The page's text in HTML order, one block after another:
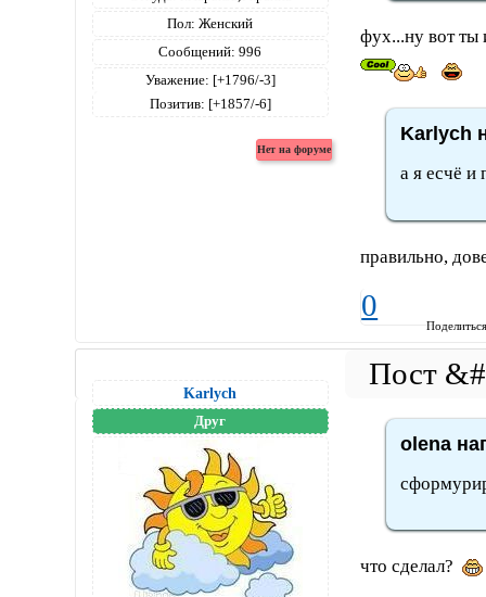
Пол: Женский
Сообщений: 996
Уважение: [+1796/-3]
Позитив: [+1857/-6]
фух...ну вот ты
Karlych
а я есчё и
правильно,
0
Karlych
Друг
olena
что сделал?